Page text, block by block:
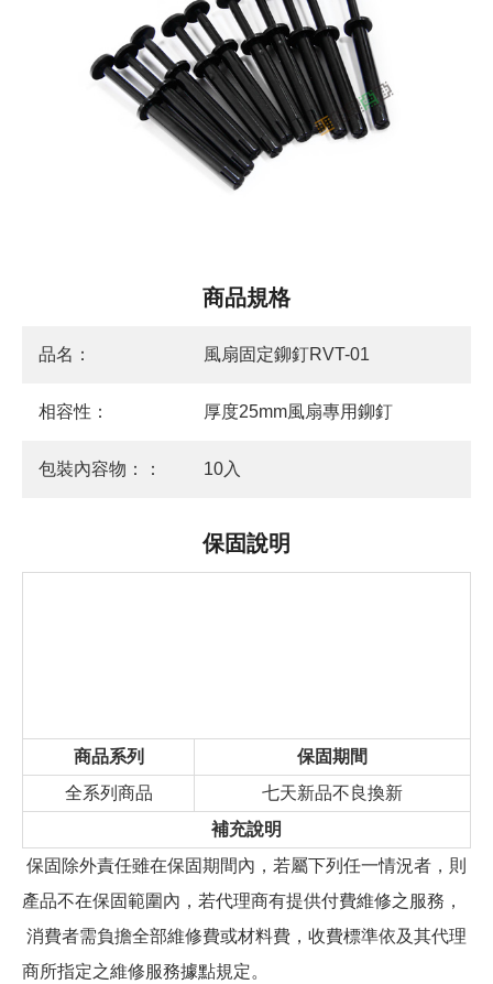
商品規格
品名： 風扇固定鉚釘RVT-01
相容性： 厚度25mm風扇專用鉚釘
包裝內容物：： 10入
保固說明
商品系列
保固期間
全系列商品
七天新品不良換新
補充說明
保固除外責任雖在保固期間內，若屬下列任一情況者，則
產品不在保固範圍內，若代理商有提供付費維修之服務，
消費者需負擔全部維修費或材料費，收費標準依及其代理
商所指定之維修服務據點規定。